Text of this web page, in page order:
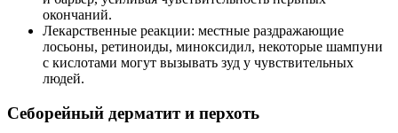
окончаний.
Лекарственные реакции: местные раздражающие
лосьоны, ретиноиды, миноксидил, некоторые шампуни
с кислотами могут вызывать зуд у чувствительных
людей.
Себорейный дерматит и перхоть